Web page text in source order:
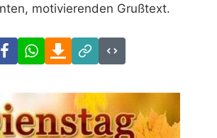
motivierenden Grußtext.
FacebookWhatsAppDownload
Link
Code